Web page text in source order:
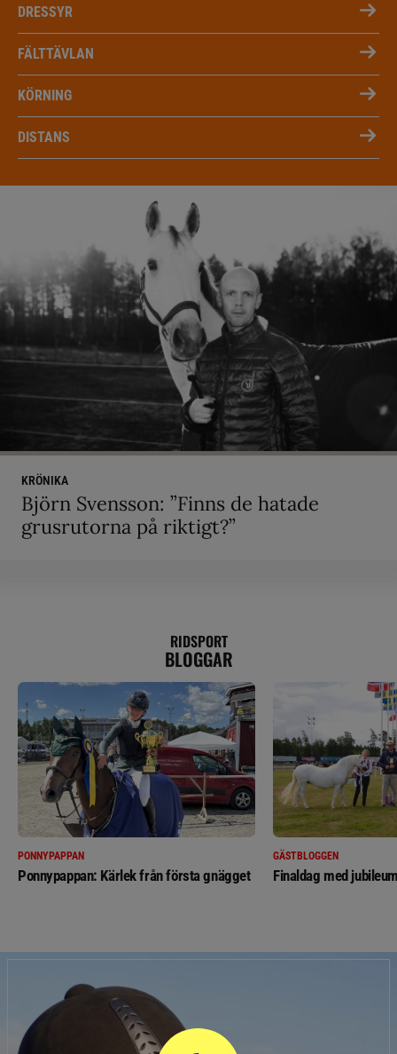
DRESSYR
FÄLTTÄVLAN
KÖRNING
DISTANS
KRÖNIKA
Björn Svensson: ”Finns de hatade
grusrutorna på riktigt?”
RIDSPORT
BLOGGAR
PONNYPAPPAN
Ponnypappan: Kärlek från första gnägget
GÄSTBLOGGEN
Finaldag med